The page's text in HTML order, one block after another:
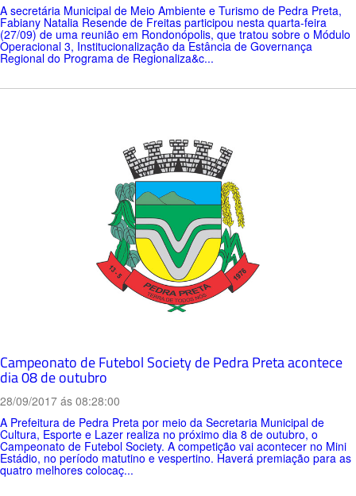
A secretária Municipal de Meio Ambiente e Turismo de Pedra Preta,
Fabiany Natalia Resende de Freitas participou nesta quarta-feira
(27/09) de uma reunião em Rondonópolis, que tratou sobre o Módulo
Operacional 3, Institucionalização da Estância de Governança
Regional do Programa de Regionaliza&c...
Campeonato de Futebol Society de Pedra Preta acontece
dia 08 de outubro
28/09/2017 ás 08:28:00
A Prefeitura de Pedra Preta por meio da Secretaria Municipal de
Cultura, Esporte e Lazer realiza no próximo dia 8 de outubro, o
Campeonato de Futebol Society. A competição vai acontecer no Mini
Estádio, no período matutino e vespertino. Haverá premiação para as
quatro melhores colocaç...